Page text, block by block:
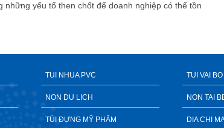
yếu tố then chốt để doanh nghiệp có thể tồn
TUI NHUA PVC TUI VAI BO
NON DU LICH NON TAI
TÚI ĐỰNG MỸ PHẨM DIA CHI